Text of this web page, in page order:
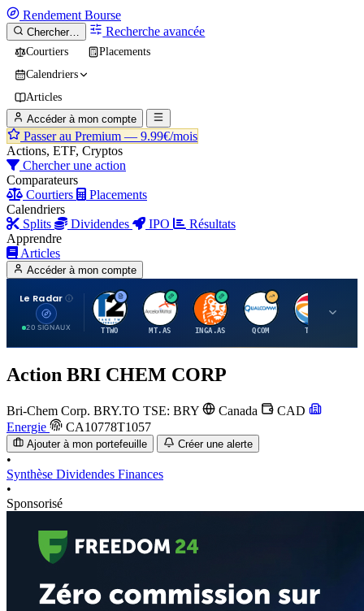
Rendement Bourse
Chercher… Recherche avancée
Courtiers
Placements
Calendriers
Articles
Accéder à mon compte
Passer au Premium — 9.99€/mois
Actions, ETF, Cryptos
Chercher une action
Comparateurs
Courtiers
Placements
Calendriers
Splits
Dividendes IPO
Résultats
Apprendre
Articles
Accéder à mon compte
Le Radar
20 SIGNAUX
T
TTWO
A
MT.AS
I
INGA.AS
Q
QCOM
T
TTE
Action BRI CHEM CORP
Bri-Chem Corp. BRY.TO TSE: BRY Canada
CAD
Energie
CA10778T1057
Ajouter à mon portefeuille Créer une alerte
•
Synthèse Dividendes Finances
•
Sponsorisé